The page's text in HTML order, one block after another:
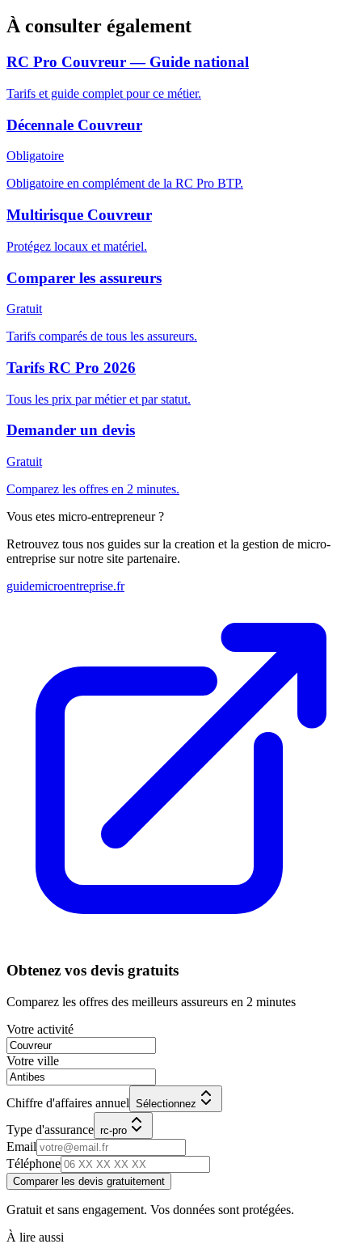
À consulter également
RC Pro Couvreur — Guide national
Tarifs et guide complet pour ce métier.
Décennale Couvreur
Obligatoire
Obligatoire en complément de la RC Pro BTP.
Multirisque Couvreur
Protégez locaux et matériel.
Comparer les assureurs
Gratuit
Tarifs comparés de tous les assureurs.
Tarifs RC Pro 2026
Tous les prix par métier et par statut.
Demander un devis
Gratuit
Comparez les offres en 2 minutes.
Vous etes micro-entrepreneur ?
Retrouvez tous nos guides sur la creation et la gestion de micro-
entreprise sur notre site partenaire.
guidemicroentreprise.fr
Obtenez vos devis gratuits
Comparez les offres des meilleurs assureurs en 2 minutes
Votre activité
Votre ville
Chiffre d'affaires annuel Sélectionnez
Type d'assurance rc-pro
Email
Téléphone
Comparer les devis gratuitement
Gratuit et sans engagement. Vos données sont protégées.
À lire aussi